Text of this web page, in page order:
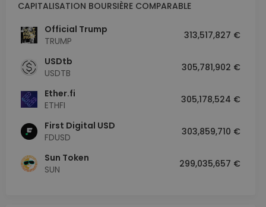
CAPITALISATION BOURSIÈRE COMPARABLE
Official Trump
TRUMP
313,517,827 €
USDtb
USDTB
305,781,902 €
Ether.fi
ETHFI
305,178,524 €
First Digital USD
FDUSD
303,859,710 €
Sun Token
SUN
299,035,657 €